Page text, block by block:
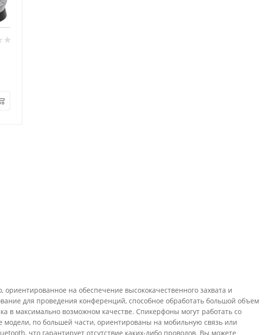
алгоритм пеленгации, направляющий динамик на источник звука
оснащаются также алгоритмом направления микрофона.
звукового потока в заданном направлении. Помимо приятного